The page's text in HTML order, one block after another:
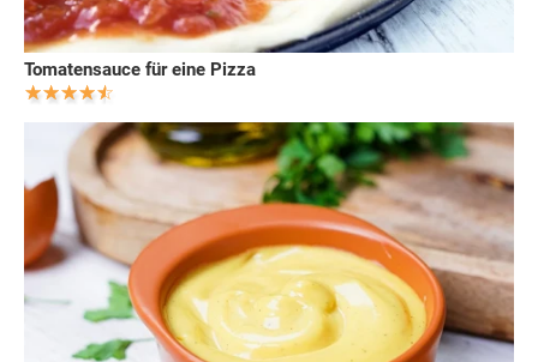
Tomatensauce für eine Pizza